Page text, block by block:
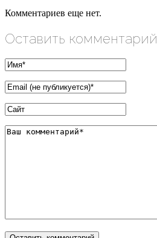
Комментариев еще нет.
Оставить комментарий